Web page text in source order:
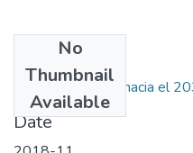
No
Thumbnail
Available
Macrotendencias hacia el
Date